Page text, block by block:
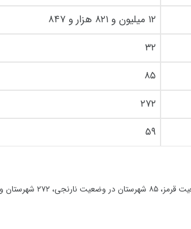
۱۲ میلیون و ۸۲۱ هزار و ۸۴۷
۳۲
۸۵
۲۷۲
۵۹